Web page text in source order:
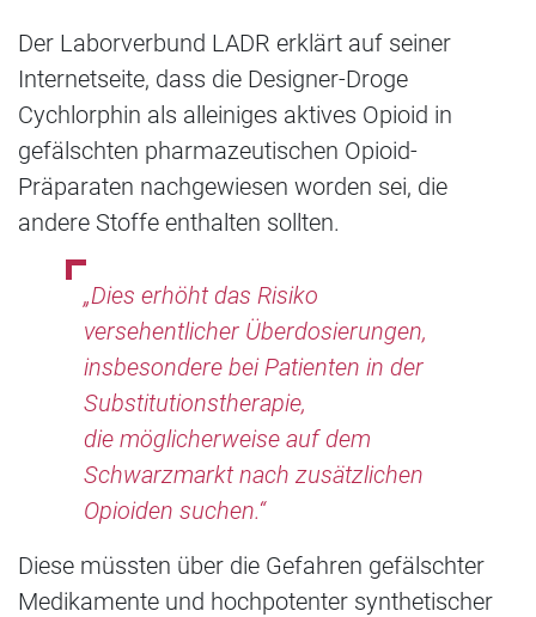
Der Laborverbund LADR erklärt auf seiner
Internetseite, dass die Designer-Droge
Cychlorphin als alleiniges aktives Opioid in
gefälschten pharmazeutischen Opioid-
Präparaten nachgewiesen worden sei, die
andere Stoffe enthalten sollten.
„Dies erhöht das Risiko
versehentlicher Überdosierungen,
insbesondere bei Patienten in der
Substitutionstherapie,
die möglicherweise auf dem
Schwarzmarkt nach zusätzlichen
Opioiden suchen.“
Diese müssten über die Gefahren gefälschter
Medikamente und hochpotenter synthetischer